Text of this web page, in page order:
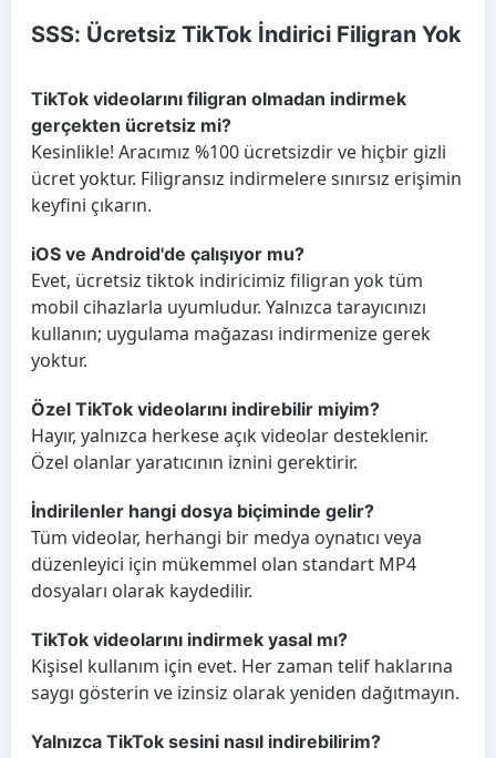
SSS: Ücretsiz TikTok İndirici Filigran Yok
TikTok videolarını filigran olmadan indirmek
gerçekten ücretsiz mi?
Kesinlikle! Aracımız %100 ücretsizdir ve hiçbir gizli
ücret yoktur. Filigransız indirmelere sınırsız erişimin
keyfini çıkarın.
iOS ve Android'de çalışıyor mu?
Evet, ücretsiz tiktok indiricimiz filigran yok tüm
mobil cihazlarla uyumludur. Yalnızca tarayıcınızı
kullanın; uygulama mağazası indirmenize gerek
yoktur.
Özel TikTok videolarını indirebilir miyim?
Hayır, yalnızca herkese açık videolar desteklenir.
Özel olanlar yaratıcının iznini gerektirir.
İndirilenler hangi dosya biçiminde gelir?
Tüm videolar, herhangi bir medya oynatıcı veya
düzenleyici için mükemmel olan standart MP4
dosyaları olarak kaydedilir.
TikTok videolarını indirmek yasal mı?
Kişisel kullanım için evet. Her zaman telif haklarına
saygı gösterin ve izinsiz olarak yeniden dağıtmayın.
Yalnızca TikTok sesini nasıl indirebilirim?